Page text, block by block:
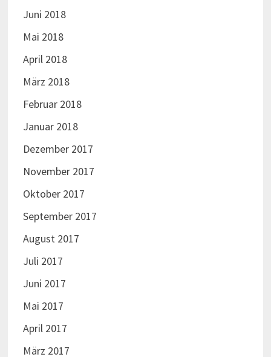
Oktober 2016
September 2016
August 2016
Juli 2016
Juni 2016
Mai 2016
April 2016
März 2016
Februar 2016
Januar 2016
Dezember 2015
November 2015
Oktober 2015
September 2015
August 2015
Juli 2015